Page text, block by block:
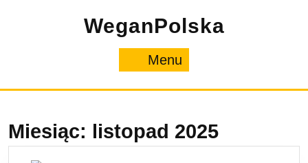
WeganPolska
Menu
Miesiąc: listopad 2025